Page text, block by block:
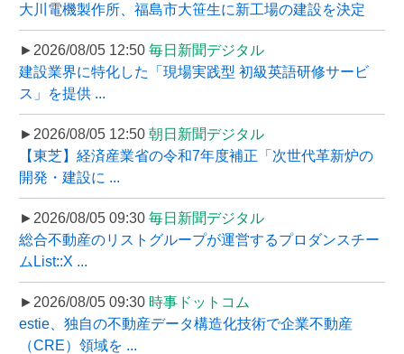
大川電機製作所、福島市大笹生に新工場の建設を決定
►2026/08/05 12:50 毎日新聞デジタル
建設業界に特化した「現場実践型 初級英語研修サービ
ス」を提供 ...
►2026/08/05 12:50 朝日新聞デジタル
【東芝】経済産業省の令和7年度補正「次世代革新炉の
開発・建設に ...
►2026/08/05 09:30 毎日新聞デジタル
総合不動産のリストグループが運営するプロダンスチー
ムList::X ...
►2026/08/05 09:30 時事ドットコム
estie、独自の不動産データ構造化技術で企業不動産
（CRE）領域を ...